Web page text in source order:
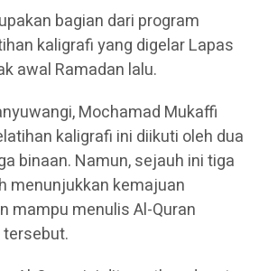
bagian dari program
kaligrafi yang digelar Lapas
awal Ramadan lalu.
Mochamad Mukaffi
kaligrafi ini diikuti oleh dua
binaan. Namun, sejauh ini tiga
menunjukkan kemajuan
mampu menulis Al-Quran